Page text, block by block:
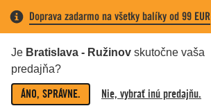
Doprava zadarmo na všetky balíky od 99 EUR
Je Bratislava - Ružinov skutočne vaša
predajňa?
ÁNO, SPRÁVNE. Nie, vybrať inú predajňu.